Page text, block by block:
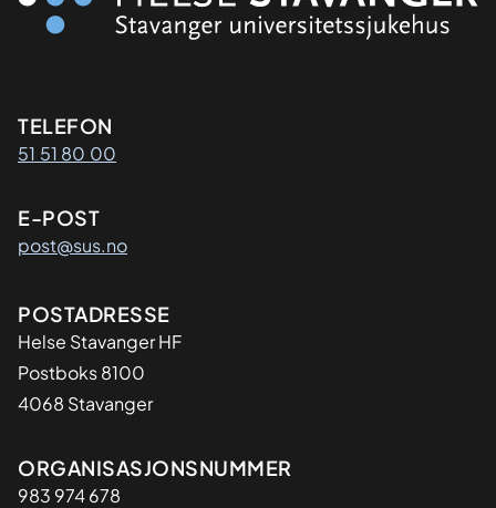
Kontaktinformasjon
TELEFON
51 51 80 00
E-POST
post@sus.no
Adresse
POSTADRESSE
Helse Stavanger HF
Postboks 8100
4068 Stavanger
Organisasjon
ORGANISASJONSNUMMER
983 974 678